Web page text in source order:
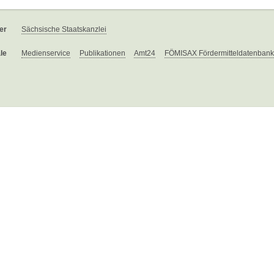
Sächsische Staatskanzlei
Medienservice Publikationen Amt24 FÖMISAX Fördermitteldatenbank